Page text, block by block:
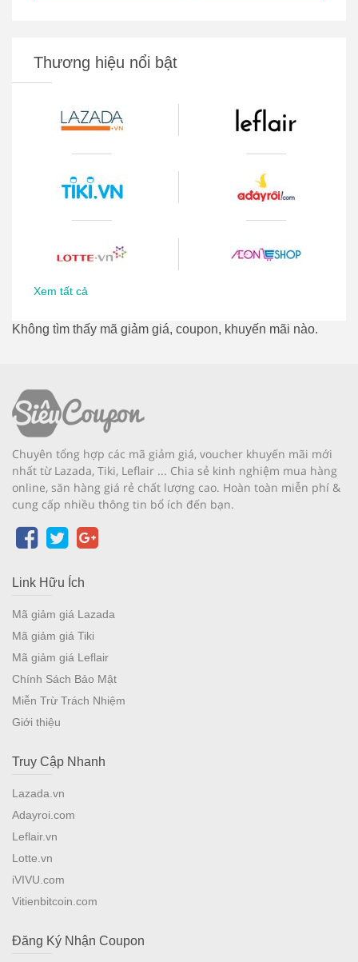
Thương hiệu nổi bật
Xem tất cả
Không tìm thấy mã giảm giá, coupon, khuyến mãi nào.
Chuyên tổng hợp các mã giảm giá, voucher khuyến mãi mới
nhất từ Lazada, Tiki, Leflair ... Chia sẻ kinh nghiệm mua hàng
online, săn hàng giá rẻ chất lượng cao. Hoàn toàn miễn phí &
cung cấp nhiều thông tin bổ ích đến bạn.
Link Hữu Ích
Mã giảm giá Lazada
Mã giảm giá Tiki
Mã giảm giá Leflair
Chính Sách Bảo Mật
Miễn Trừ Trách Nhiệm
Giới thiệu
Truy Cập Nhanh
Lazada.vn
Adayroi.com
Leflair.vn
Lotte.vn
iVIVU.com
Vitienbitcoin.com
Đăng Ký Nhận Coupon